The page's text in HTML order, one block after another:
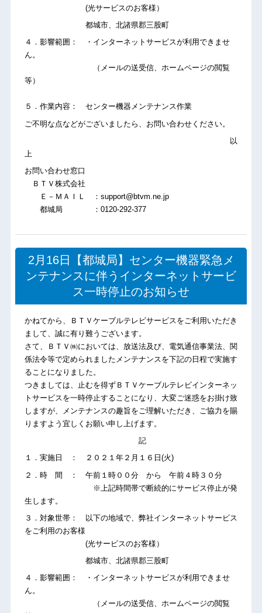
(光サービスのお客様）
都城市、北諸県郡三股町
４．影響範囲： ・インターネットサービスが利用できませ
ん。
（メールの送受信、ホームページの閲覧
等）
５．作業内容： センター機器メンテナンス作業
ご不明な点などがございましたら、お問い合わせください。
以
上
お問い合わせ窓口
ＢＴＶ株式会社
Ｅ－ＭＡＩＬ ：support@btvm.ne.jp
都城局 ：0120-292-377
2月16日【都城局】センター機器緊急メ
ンテナンスに伴うインターネットサービ
ス一時停止のお知らせ
かねてから、ＢＴＶケーブルテレビサービスをご利用いただき
まして、誠に有り難うございます。
さて、ＢＴＶ㈱においては、放送法及び、電気通信事業法、関
係法令等で定められましたメンテナンスを下記の日程で実施す
ることになりました。
つきましては、止むを得ずＢＴＶケーブルテレビインターネッ
トサービスを一時停止することになり、大変ご迷惑をお掛け致
しますが、メンテナンスの趣旨をご理解いただき、ご協力を賜
りますよう宜しくお願い申し上げます。
記
１．実施日 ： ２０２１年２月１６日(火)
２．時 間 ： 午前１時００分 から 午前４時３０分
※上記時間帯で断続的にサービス停止が発
生します。
３．対象世帯： 以下の地域で、弊社インターネットサービス
をご利用のお客様
(光サービスのお客様）
都城市、北諸県郡三股町
４．影響範囲： ・インターネットサービスが利用できませ
ん。
（メールの送受信、ホームページの閲覧